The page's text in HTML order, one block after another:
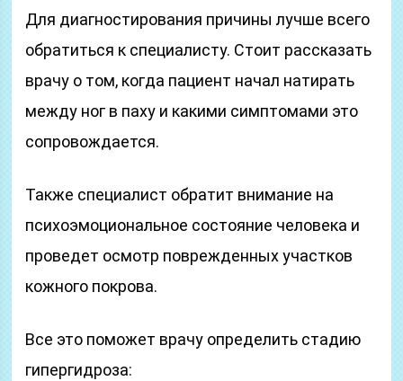
Для диагностирования причины лучше всего
обратиться к специалисту. Стоит рассказать
врачу о том, когда пациент начал натирать
между ног в паху и какими симптомами это
сопровождается.
Также специалист обратит внимание на
психоэмоциональное состояние человека и
проведет осмотр поврежденных участков
кожного покрова.
Все это поможет врачу определить стадию
гипергидроза: